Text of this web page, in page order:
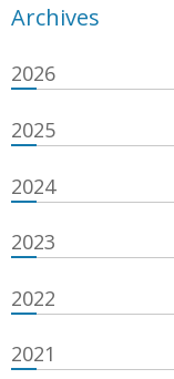
Archives
2026
2025
2024
2023
2022
2021